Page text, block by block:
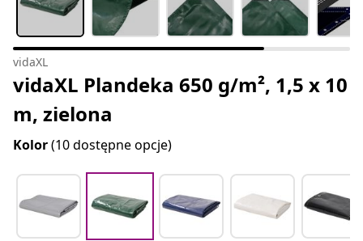
vidaXL
vidaXL Plandeka 650 g/m², 1,5 x 10
m, zielona
Kolor(10 dostępne opcje)